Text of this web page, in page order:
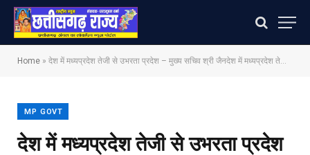
Home » देश में मध्यप्रदेश तेजी से उभरता प्रदेश – मुख्य सचिव श्री जैन​देश में मध्यप्रदेश तेजी से उभरता प्रदेश – मुख्य सचिव श्री जैन
MP GOVT
देश में मध्यप्रदेश तेजी से उभरता प्रदेश